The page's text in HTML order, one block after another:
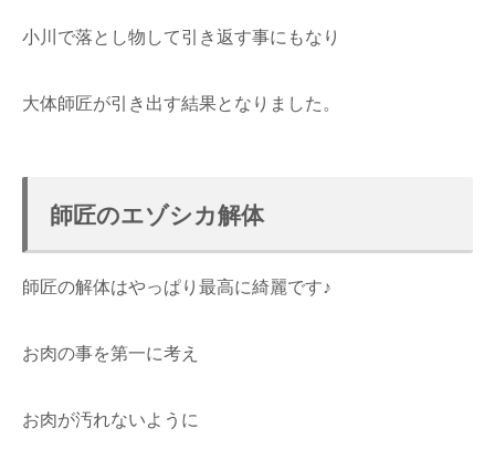
小川で落とし物して引き返す事にもなり
大体師匠が引き出す結果となりました。
師匠のエゾシカ解体
師匠の解体はやっぱり最高に綺麗です♪
お肉の事を第一に考え
お肉が汚れないように